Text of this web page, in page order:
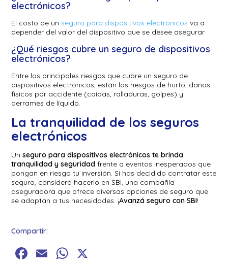
electrónicos?
El costo de unseguro para dispositivos electrónicos va a
depender del valor del dispositivo que se desee asegurar.
¿Qué riesgos cubre un seguro de dispositivos
electrónicos?
Entre los principales riesgos que cubre un seguro de
dispositivos electrónicos, están los riesgos de hurto, daños
físicos por accidente (caídas, ralladuras, golpes) y
derrames de líquido.
La tranquilidad de los seguros
electrónicos
Unseguro para dispositivos electrónicos te brinda
tranquilidad y seguridad frente a eventos inesperados que
pongan en riesgo tu inversión. Si has decidido contratar este
seguro, considerá hacerlo en SBI, una compañía
aseguradora que ofrece diversas opciones de seguro que
se adaptan a tus necesidades. ¡Avanzá seguro con SBI!
Compartir:
Facebook
EmailWhatsApp